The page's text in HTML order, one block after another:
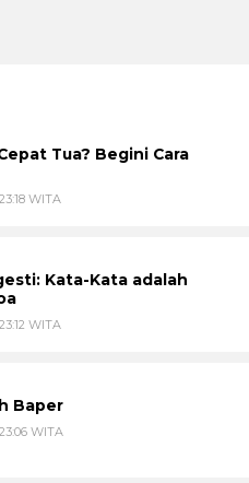
Tua? Begini Cara
WITA
Kata-Kata adalah
WITA
Baper
WITA